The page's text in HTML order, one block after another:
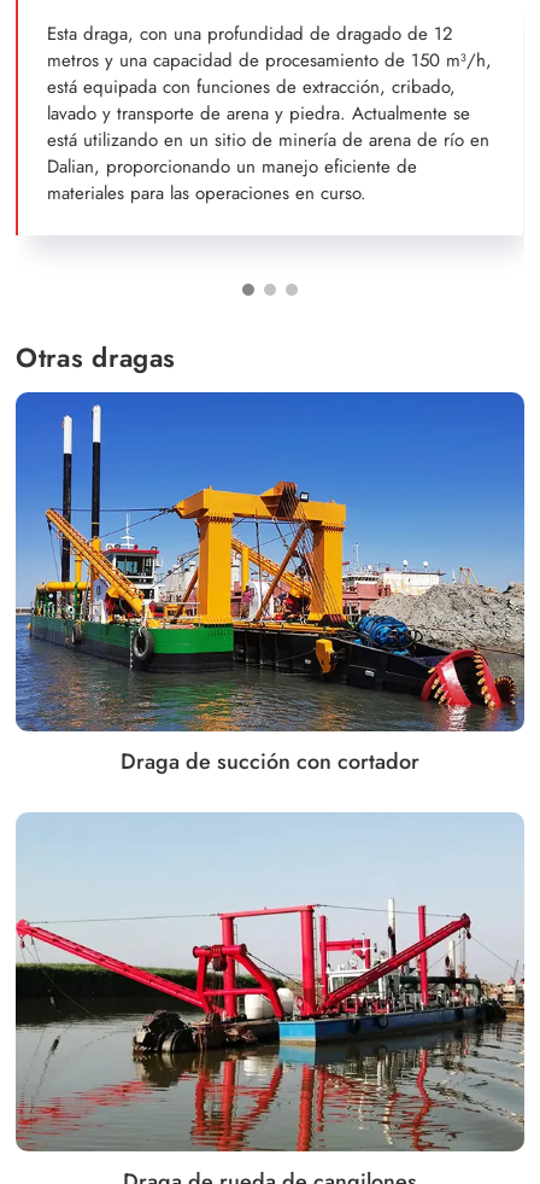
Esta draga, con una profundidad de dragado de 12
metros y una capacidad de procesamiento de 150 m³/h,
está equipada con funciones de extracción, cribado,
lavado y transporte de arena y piedra. Actualmente se
está utilizando en un sitio de minería de arena de río en
Dalian, proporcionando un manejo eficiente de
materiales para las operaciones en curso.
Otras dragas
Draga de succión con cortador